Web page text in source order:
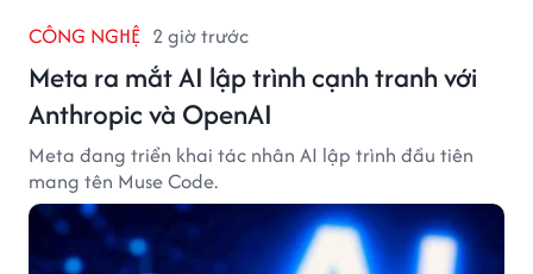
CÔNG NGHỆ 2 giờ trước
Meta ra mắt AI lập trình cạnh tranh với
Anthropic và OpenAI
Meta đang triển khai tác nhân AI lập trình đầu tiên
mang tên Muse Code.